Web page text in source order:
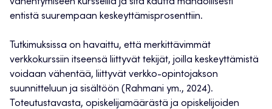
entistä suurempaan keskeyttämisprosenttiin.
Tutkimuksissa on havaittu, että merkittävimmät
verkkokurssiin itseensä liittyvät tekijät, joilla keskeyttämistä
voidaan vähentää, liittyvät verkko-opintojakson
suunnitteluun ja sisältöön (Rahmani ym., 2024).
Toteutustavasta, opiskelijamäärästä ja opiskelijoiden